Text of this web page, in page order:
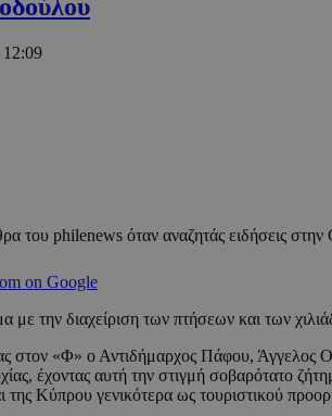
του philenews όταν αναζητάς ειδήσεις στην
on Google
με την διαχείριση των πτήσεων και των
στον «Φ» ο Αντιδήμαρχος Πάφου, Άγγελος
έχοντας αυτή την στιγμή σοβαρότατο
της Κύπρου γενικότερα ως τουριστικού